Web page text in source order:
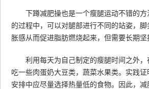
下蹲减肥操也是一个瘦腿运动不错的方
的过程中，可以对腿部进行不同的站姿，
胀感从而促进脂肪燃烧起来，但需要长期坚
利用每天为自己制定的瘦腿时间之外，
吃一些肉蛋奶大豆类，蔬菜水果类。实践
安排中应尽量选择热量低的食物。因此，